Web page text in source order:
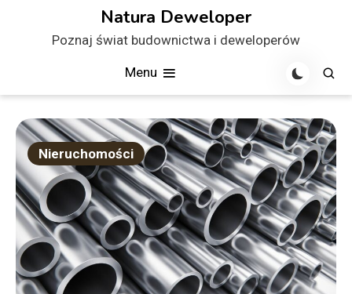
Natura Deweloper
Poznaj świat budownictwa i deweloperów
Menu
Nieruchomości